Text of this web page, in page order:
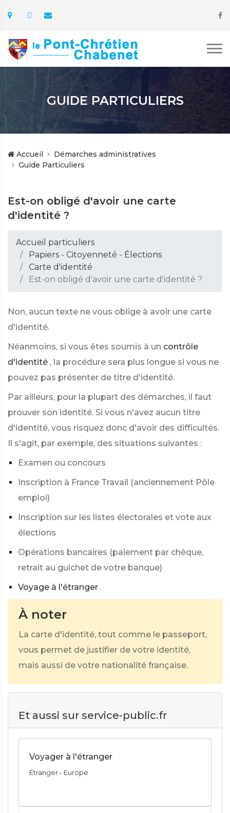
GUIDE PARTICULIERS
Accueil
Démarches administratives
Guide Particuliers
Est-on obligé d'avoir une carte
d'identité ?
Accueil particuliers
Papiers - Citoyenneté - Élections
Carte d'identité
Est-on obligé d'avoir une carte d'identité ?
Non, aucun texte ne vous oblige à avoir une carte
d'identité.
Néanmoins, si vous êtes soumis à un contrôle
d'identité , la procédure sera plus longue si vous ne
pouvez pas présenter de titre d'identité.
Par ailleurs, pour la plupart des démarches, il faut
prouver son identité. Si vous n'avez aucun titre
d'identité, vous risquez donc d'avoir des difficultés.
Il s'agit, par exemple, des situations suivantes :
Examen ou concours
Inscription à France Travail (anciennement Pôle
emploi)
Inscription sur les listes électorales et vote aux
élections
Opérations bancaires (paiement par chèque,
retrait au guichet de votre banque)
Voyage à l'étranger .
À noter
La carte d'identité, tout comme le passeport,
vous permet de justifier de votre identité,
mais aussi de votre nationalité française.
Et aussi sur service-public.fr
Voyager à l'étranger
Étranger - Europe